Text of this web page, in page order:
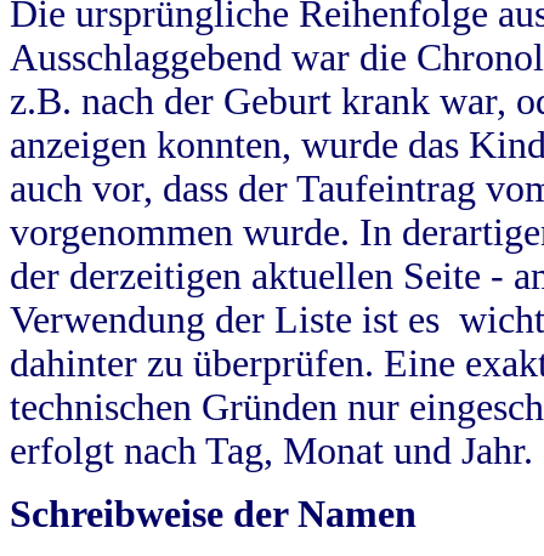
Die ursprüngliche Reihenfolge
Ausschlaggebend war die
z.B. nach der Geburt krank war,
anzeigen konnten, wurde das
auch vor, dass der Taufeintrag
vorgenommen wurde. In
der derzeitigen aktuellen Seite -
Verwendung der Liste ist es
dahinter zu überprüfen. Eine
technischen Gründen nur
erfolgt nach Tag, Monat und Jahr.
Schreibweise der Namen